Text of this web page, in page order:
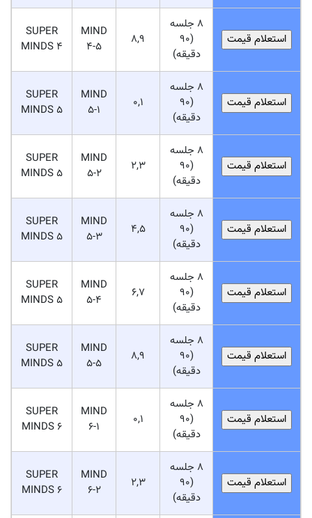
8 جلسه
(90
دقیقه)
8,9
MIND
4-5
SUPER
MINDS 4
8 جلسه
(90
دقیقه)
0,1
MIND
5-1
SUPER
MINDS 5
8 جلسه
(90
دقیقه)
2,3
MIND
5-2
SUPER
MINDS 5
8 جلسه
(90
دقیقه)
4,5
MIND
5-3
SUPER
MINDS 5
8 جلسه
(90
دقیقه)
6,7
MIND
5-4
SUPER
MINDS 5
8 جلسه
(90
دقیقه)
8,9
MIND
5-5
SUPER
MINDS 5
8 جلسه
(90
دقیقه)
0,1
MIND
6-1
SUPER
MINDS 6
8 جلسه
(90
دقیقه)
2,3
MIND
6-2
SUPER
MINDS 6